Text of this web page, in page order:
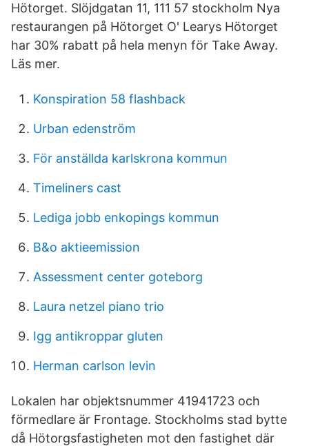
Hötorget. Slöjdgatan 11, 111 57 stockholm Nya
restaurangen på Hötorget O' Learys Hötorget
har 30% rabatt på hela menyn för Take Away.
Läs mer.
Konspiration 58 flashback
Urban edenström
För anställda karlskrona kommun
Timeliners cast
Lediga jobb enkopings kommun
B&o aktieemission
Assessment center goteborg
Laura netzel piano trio
Igg antikroppar gluten
Herman carlson levin
Lokalen har objektsnummer 41941723 och
förmedlare är Frontage. Stockholms stad bytte
då Hötorgsfastigheten mot den fastighet där